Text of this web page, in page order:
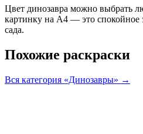
Цвет динозавра можно выбрать
картинку на А4 — это спокойное
сада.
Похожие раскраски
Вся категория «Динозавры» →